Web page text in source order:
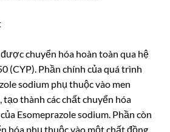
chuyển hóa hoàn toàn qua hệ
(CYP). Phần chính của quá trình
sodium phụ thuộc vào men
tạo thành các chất chuyển hóa
Esomeprazole sodium. Phần còn
hóa phụ thuộc vào một chất đồng